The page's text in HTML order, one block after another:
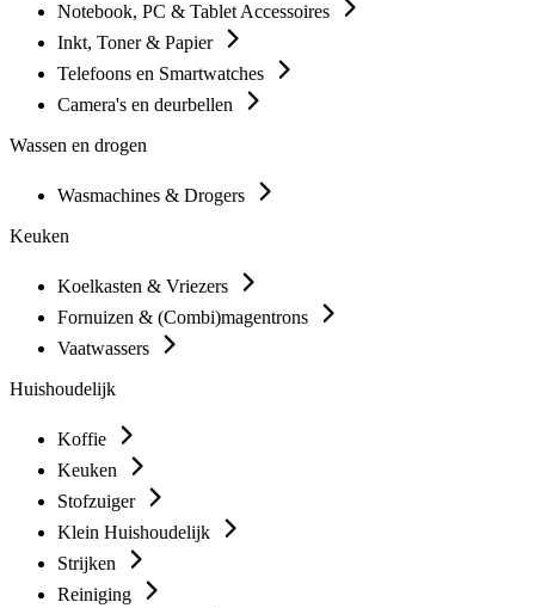
Notebook, PC & Tablet Accessoires
Inkt, Toner & Papier
Telefoons en Smartwatches
Camera's en deurbellen
Wassen en drogen
Wasmachines & Drogers
Keuken
Koelkasten & Vriezers
Fornuizen & (Combi)magentrons
Vaatwassers
Huishoudelijk
Koffie
Keuken
Stofzuiger
Klein Huishoudelijk
Strijken
Reiniging